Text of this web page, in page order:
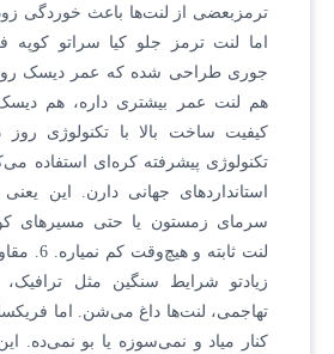
ترمزبعضی از لنت‌ها باعث خوردگی
اما لنت ترمز جلو کیا سراتو کوپه
جوری طراحی شده که عمر دیسک رو
کیفیت ساخت بالا با تکنولوژی روز
تکنولوژی پیشرفته کره‌ای استفاده
استانداردهای جهانی دارن. این
سرمای زمستون یا حتی مسیرهای
لنت ثابته
زیادتو شرایط سنگین مثل ترافیک،
تهاجمی، لنت‌ها داغ می‌شن. اما
کنار میاد و نمی‌سوزه یا بو نمی‌ده.